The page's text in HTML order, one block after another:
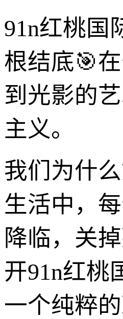
91n红桃国
根结底🎯
到光影的
主义。
我们为什
生活中，
降临，关
开91n红桃
一个纯粹